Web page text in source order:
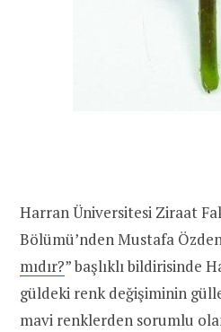
Harran Üniversitesi Ziraat
Bölümü’nden Mustafa
mıdır?” başlıklı bildirisinde
güldeki renk değişiminin
mavi renklerden sorumlu